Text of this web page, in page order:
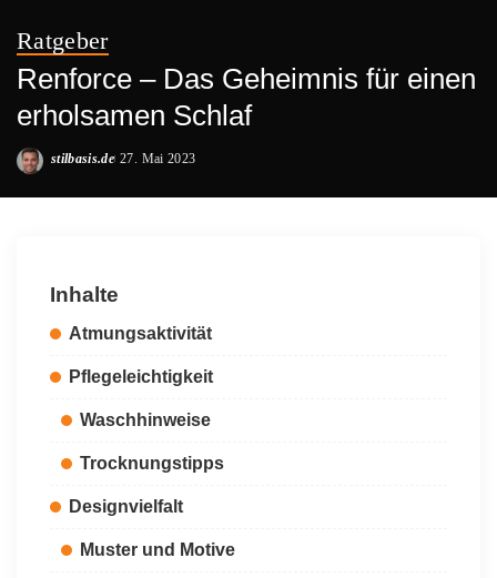
Ratgeber
Renforce – Das Geheimnis für einen
erholsamen Schlaf
Posted
stilbasis.de 27. Mai 2023
Inhalte
Atmungsaktivität
Pflegeleichtigkeit
Waschhinweise
Trocknungstipps
Designvielfalt
Muster und Motive